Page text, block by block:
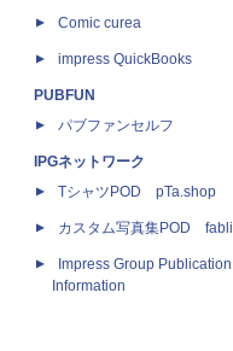
Comic curea
impress QuickBooks
PUBFUN
パブファンセルフ
IPGネットワーク
TシャツPOD pTa.shop
カスタム写真集POD fabli
Impress Group Publication
Information